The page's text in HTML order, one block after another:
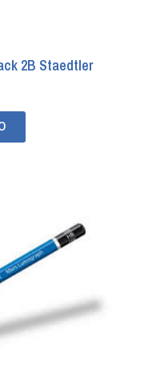
2B Staedtler